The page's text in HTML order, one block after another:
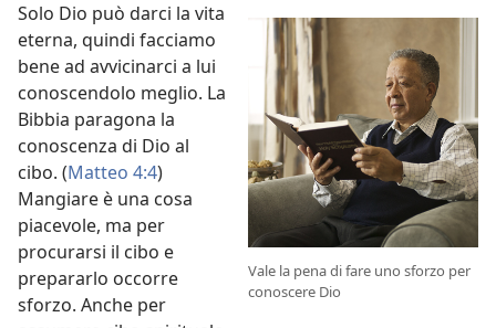
Vale la pena di fare uno sforzo per
conoscere Dio
Solo Dio può darci la vita
eterna, quindi facciamo
bene ad avvicinarci a lui
conoscendolo meglio. La
Bibbia paragona la
conoscenza di Dio al
cibo. (Matteo 4:4)
Mangiare è una cosa
piacevole, ma per
procurarsi il cibo e
prepararlo occorre
sforzo. Anche per